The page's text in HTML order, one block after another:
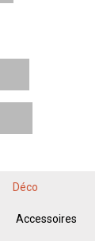
Déco
Accessoires